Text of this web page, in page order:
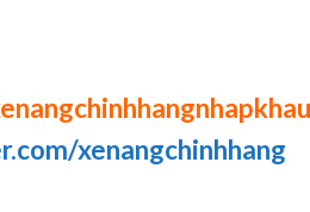
xenangchinhhang